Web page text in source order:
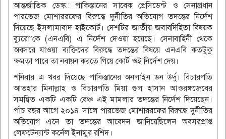
আন্তর্জাতিক ডেস্ক:: পাকিস্তানের সাবেক প্রেসিডেন্ট ও সেনাপ্রধান
পারভেজ মোশাররফের বিরুদ্ধে দুর্নীতির অভিযোগ তদন্তের নির্দেশ
দিয়েছে ইসলামাবাদ হাইকোর্ট। দেশটির জাতীয় জবাবদিহিতা বিষয়ক
ব্যুরো’কে (এনএবি) এ নির্দেশ দেওয়া হয়েছে। সেনাবাহিনী থেকে
অবসরে যাওয়া ব্যক্তিদের বিরুদ্ধে তদন্তের বিষয়ে এনএবি কতটুকু
ক্ষমতা পাবে তা নবায়ন করতে গিয়ে কোর্ট ওই নির্দেশ দেয়।
শনিবার এ খবর দিয়েছে পাকিস্তানের অনলাইন ডন উর্দু। বিচারপতি
আতহার মিনাল্লাহ ও বিচারপতি মিয়া গুল হাসান আওরঙ্গজেবের
সমন্বিত একটি একটি বেঞ্চ এই মামলার তদন্তের নির্দেশ দিয়েছেন।
পাঁচ বছর আগে ২০১৪ সালে পারভেজ মোশাররফের বিরুদ্ধে দুর্নীতির
অভিযোগ এনে তা তদন্তের আবেদন জানিয়েছিলেন অবসরপ্রাপ্ত
লেফটেন্যান্ট কর্নেল ইনামুর রশিদ।